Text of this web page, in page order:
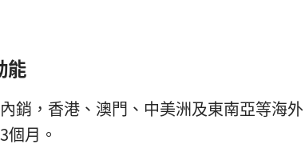
能
銷，香港、澳門、中美洲及東南亞等海外
月。